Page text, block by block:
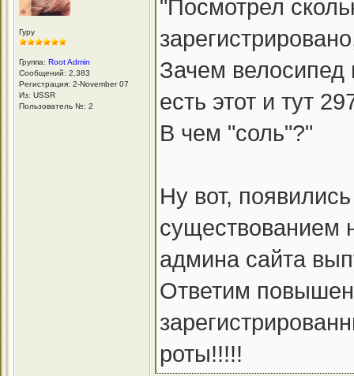
Гуру
Группа: Root Admin
Сообщений: 2,383
Регистрация: 2-November 07
Из: USSR
Пользователь №: 2
"Посмотрел
Зачем велосипед
есть этот и тут
В чем "соль"?"
Ну вот,
существованием
админа сайта
Ответим
роты!!!!!